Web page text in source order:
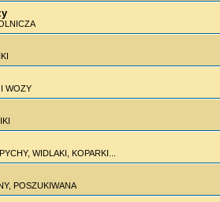
WOZY
WIDLAKI, KOPARKI...
POSZUKIWANA